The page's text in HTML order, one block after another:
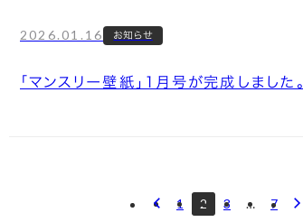
2026.01.16 お知らせ
「マンスリー壁紙」1月号が完成しました。
1 2 3 … 7